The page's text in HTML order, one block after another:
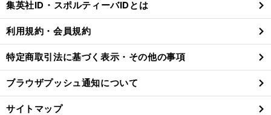
る
集英社ID・スポルティーバIDとは
利用規約・会員規約
特定商取引法に基づく表示・その他の事項
ブラウザプッシュ通知について
サイトマップ